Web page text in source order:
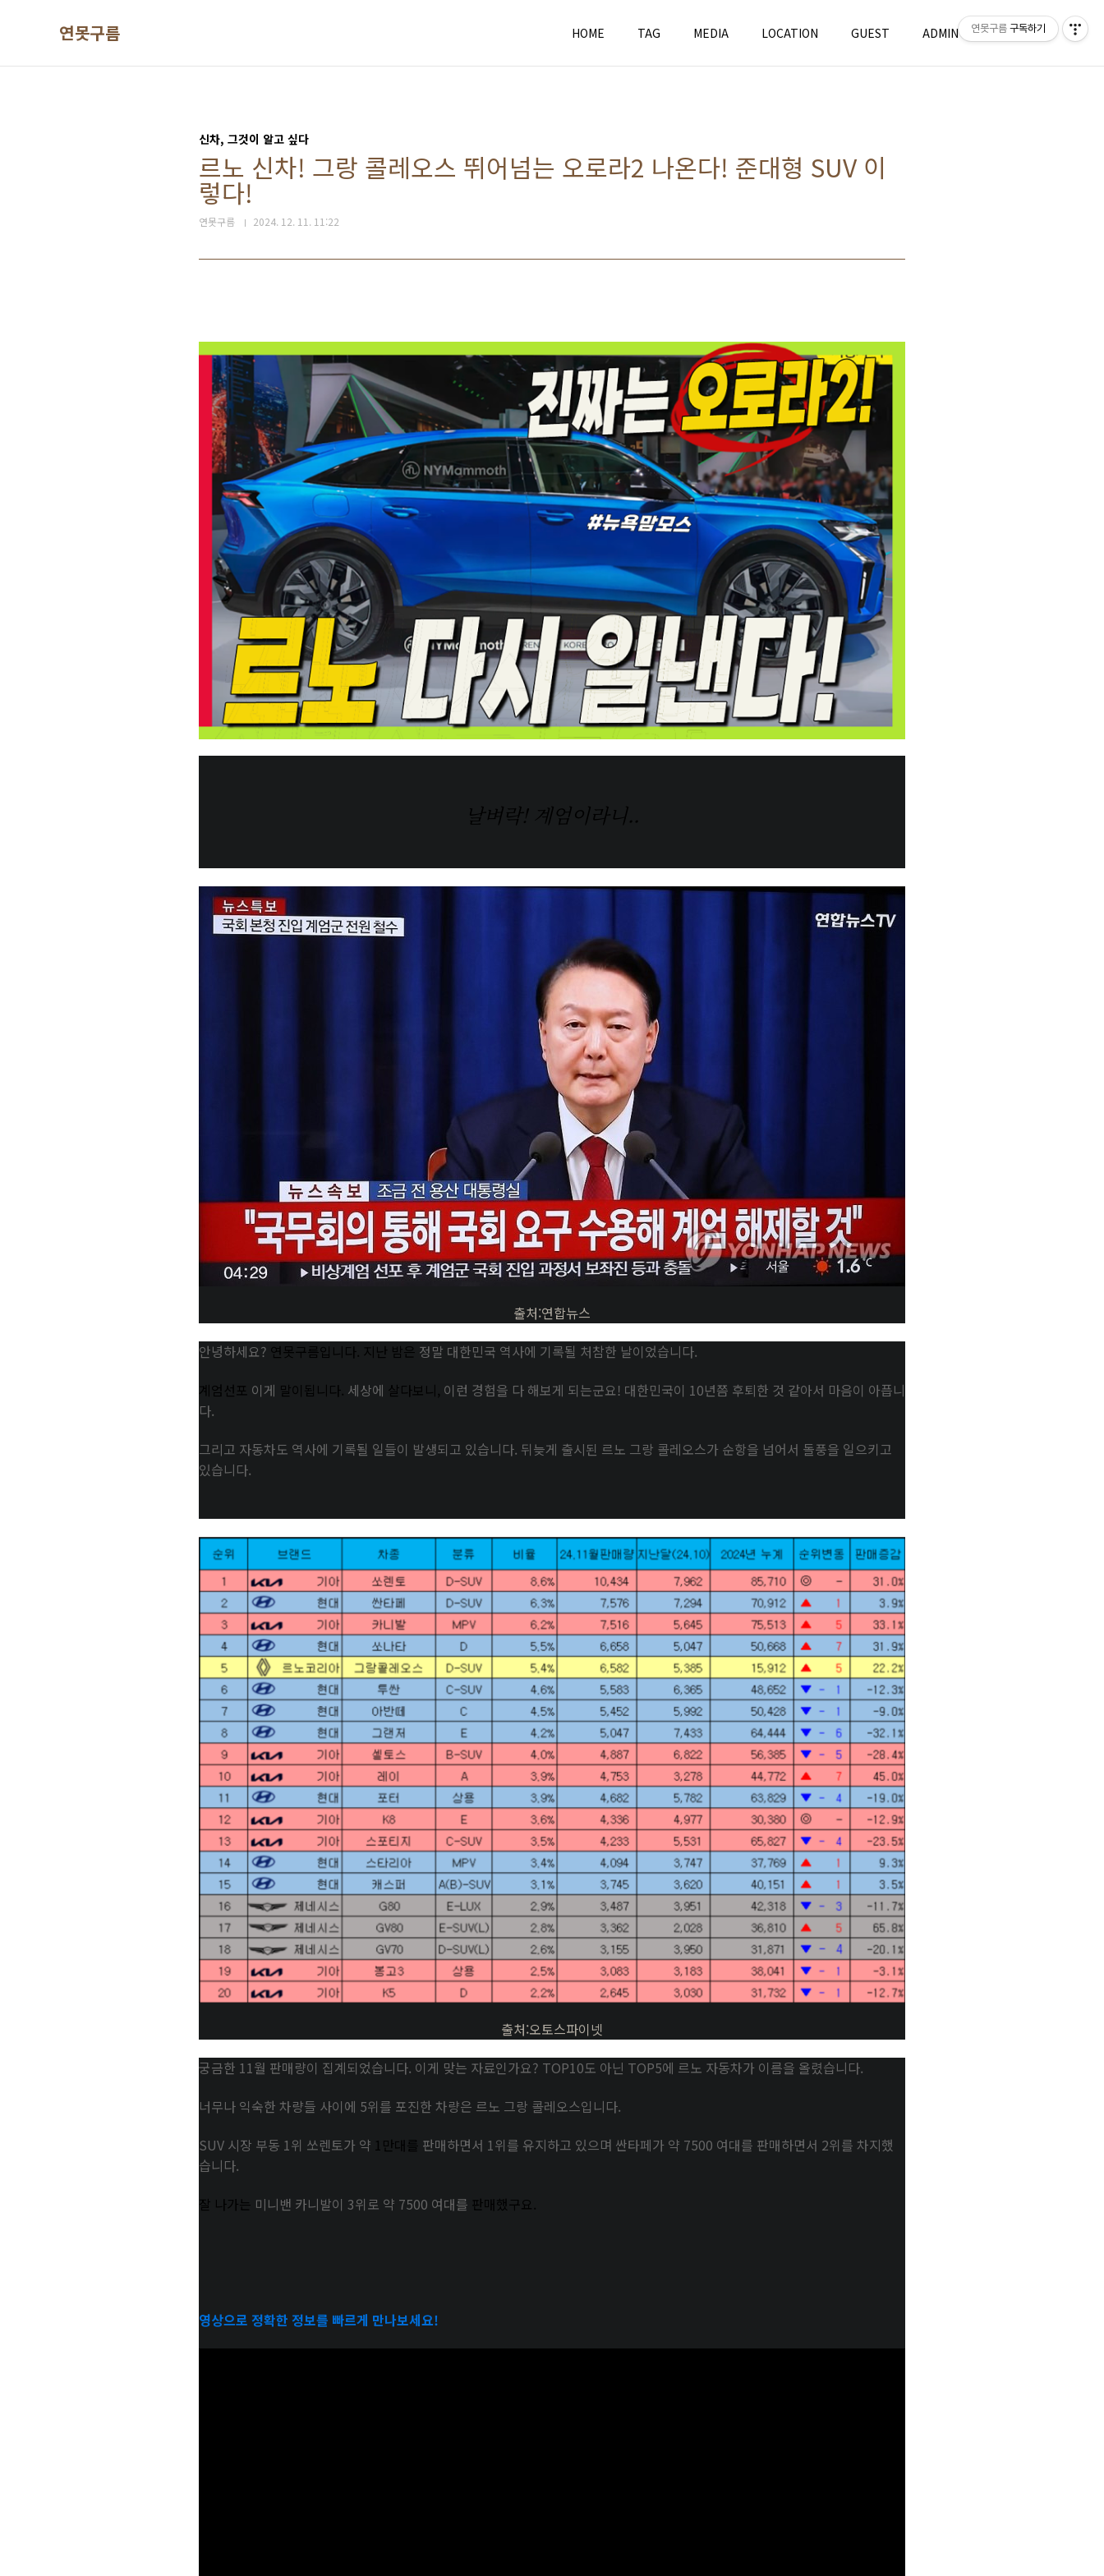
연못구름 HOME TAG MEDIA LOCATION GUEST ADMIN WRITE
신차, 그것이 알고 싶다
르노 신차! 그랑 콜레오스 뛰어넘는 오로라2 나온다! 준대형 SUV 이
렇다!
연못구름 2024. 12. 11. 11:22
날벼락! 계엄이라니..
출처:연합뉴스
안녕하세요? 연못구름입니다. 지난 밤은 정말 대한민국 역사에 기록될 처참한 날이었습니다.
계엄선포 이게 말이됩니다. 세상에 살다보니, 이런 경험을 다 해보게 되는군요! 대한민국이 10년쯤 후퇴한 것 같아서 마음이 아픕니
다.
그리고 자동차도 역사에 기록될 일들이 발생되고 있습니다. 뒤늦게 출시된 르노 그랑 콜레오스가 순항을 넘어서 돌풍을 일으키고
있습니다.
출처:오토스파이넷
궁금한 11월 판매량이 집계되었습니다. 이게 맞는 자료인가요? TOP10도 아닌 TOP5에 르노 자동차가 이름을 올렸습니다.
너무나 익숙한 차량들 사이에 5위를 포진한 차량은 르노 그랑 콜레오스입니다.
SUV 시장 부동 1위 쏘렌토가 약 1만대를 판매하면서 1위를 유지하고 있으며 싼타페가 약 7500 여대를 판매하면서 2위를 차지했
습니다.
잘 나가는 미니밴 카니발이 3위로 약 7500 여대를 판매했구요.
영상으로 정확한 정보를 빠르게 만나보세요!
연못구름 구독하기